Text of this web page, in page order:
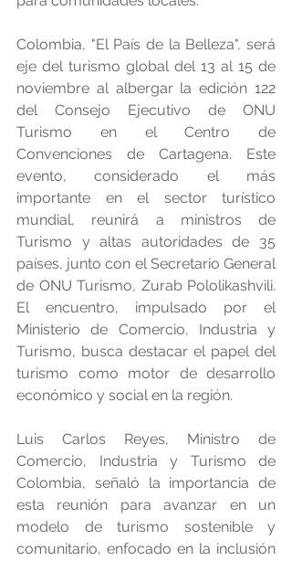
Colombia, "El País de la Belleza", será
eje del turismo global del 13 al 15 de
noviembre al albergar la edición 122
del Consejo Ejecutivo de ONU
Turismo en el Centro de
Convenciones de Cartagena. Este
evento, considerado el más
importante en el sector turístico
mundial, reunirá a ministros de
Turismo y altas autoridades de 35
países, junto con el Secretario General
de ONU Turismo, Zurab Pololikashvili.
El encuentro, impulsado por el
Ministerio de Comercio, Industria y
Turismo, busca destacar el papel del
turismo como motor de desarrollo
económico y social en la región.
Luis Carlos Reyes, Ministro de
Comercio, Industria y Turismo de
Colombia, señaló la importancia de
esta reunión para avanzar en un
modelo de turismo sostenible y
comunitario, enfocado en la inclusión